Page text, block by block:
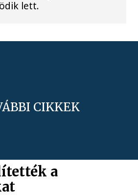
lett.
CIKKEK
a